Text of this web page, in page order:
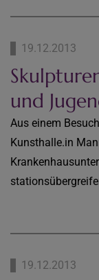
19.12.2013
und
Aus einem
Kunsthalle.in
19.12.2013